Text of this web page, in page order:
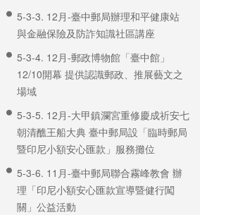
5-3-3. 12月-臺中郵局辦理和平健康站
與金融保險及防詐知識社區講座
5-3-4. 12月-郵政博物館「臺中館」
12/10開幕 提供認識郵政、推展藝文之
場域
5-3-5. 12月-大甲鎮瀾宮重修慶成祈安七
朝清醮王船大典 臺中郵局設「臨時郵局
暨印尼小額安心匯款」服務攤位
5-3-6. 11月-臺中郵局聯合霧峰教會 辦
理「印尼小額安心匯款宣導暨健行闖
關」公益活動